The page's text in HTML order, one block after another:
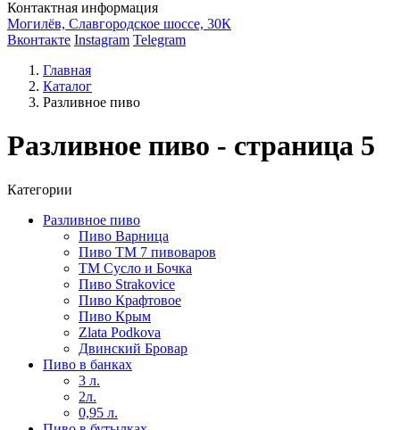
Контактная информация
Могилёв, Славгородское шоссе, 30К
Вконтакте Instagram Telegram
Главная
Каталог
Разливное пиво
Разливное пиво - страница 5
Категории
Разливное пиво
Пиво Варница
Пиво ТМ 7 пивоваров
ТМ Сусло и Бочка
Пиво Strakovice
Пиво Крафтовое
Пиво Крым
Zlata Podkova
Двинский Бровар
Пиво в банках
3 л.
2л.
0,95 л.